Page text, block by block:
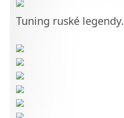
Tuning ruské legendy.